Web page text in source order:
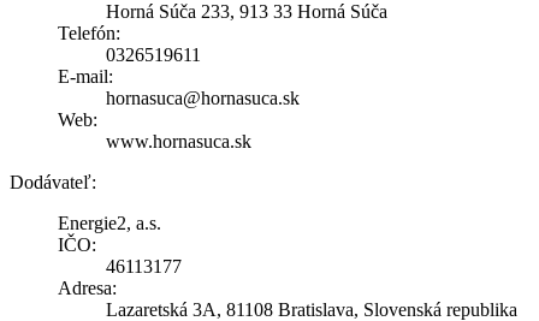
Horná Súča 233, 913 33 Horná Súča
Telefón:
0326519611
E-mail:
hornasuca@hornasuca.sk
Web:
www.hornasuca.sk
Dodávateľ:
Energie2, a.s.
IČO:
46113177
Adresa:
Lazaretská 3A, 81108 Bratislava, Slovenská republika